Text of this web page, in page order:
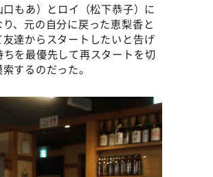
もあ）とロイ（松下恭子）に
、元の自分に戻った恵梨香と
達からスタートしたいと告げ
を最優先して再スタートを切
するのだった。